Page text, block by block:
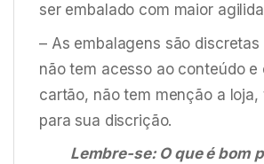
ser embalado com maior
– As embalagens são
não tem acesso ao conteúdo e
cartão, não tem menção a loja,
para sua discrição.
Lembre-se: O que é bom